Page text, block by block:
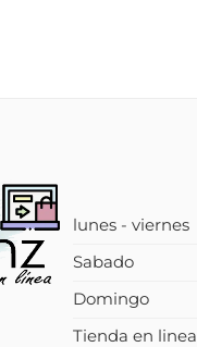
lunes - viernes
Sabado
Domingo
Tienda en linea